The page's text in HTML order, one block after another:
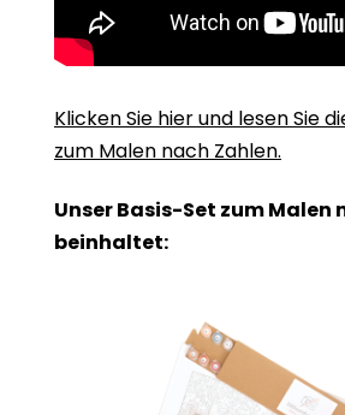
Klicken Sie hier und lesen Sie
zum Malen nach Zahlen.
Unser Basis-Set zum Malen
beinhaltet: